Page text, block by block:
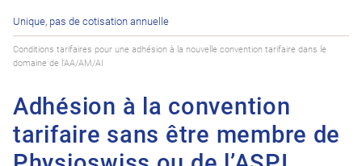
Unique, pas de cotisation annuelle
Conditions tarifaires pour une adhésion à la nouvelle convention tarifaire dans le
domaine de l’AA/AM/AI
Adhésion à la convention
tarifaire sans être membre de